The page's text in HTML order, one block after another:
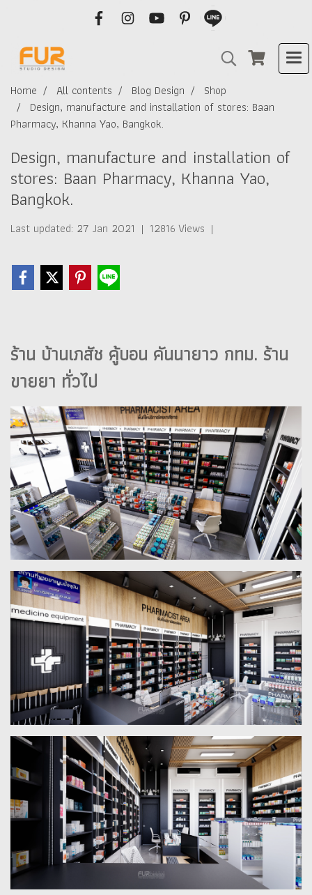
Home All contents Blog Design
Shop
Design, manufacture and installation of stores: Baan
Pharmacy, Khanna Yao, Bangkok.
Design, manufacture and installation of
stores: Baan Pharmacy, Khanna Yao,
Bangkok.
Last updated: 27 Jan 2021 | 12816 Views |
ร้าน บ้านเภสัช คู้บอน คันนายาว กทม. ร้าน
ขายยา ทั่วไป